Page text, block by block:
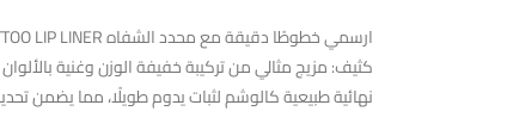
كثيف: مزيج مثالي من تركيبة خفيفة الوزن وغنية
نهائية طبيعية كالوشم لثبات يدوم طويلًا، مما يضمن